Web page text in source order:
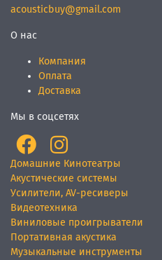
acousticbuy@gmail.com
О нас
Компания
Оплата
Доставка
Мы в соцсетях
Домашние Кинотеатры
Акустические системы
Усилители, AV-ресиверы
Видеотехника
Виниловые проигрыватели
Портативная акустика
Музыкальные инструменты